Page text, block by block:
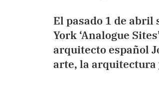
El pasado 1 de abril
York ‘Analogue
arquitecto español
arte, la